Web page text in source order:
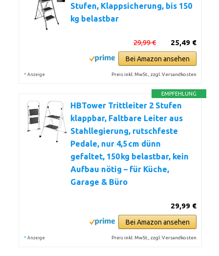
Stufen, Klappsicherung, bis 150
kg belastbar
25,49 €
29,99 €
Bei Amazon ansehen
* Anzeige Preis inkl. MwSt., zzgl. Versandkosten
EMPFEHLUNG
HBTower Trittleiter 2 Stufen
klappbar, Faltbare Leiter aus
Stahllegierung, rutschfeste
Pedale, nur 4,5 cm dünn
gefaltet, 150 kg belastbar, kein
Aufbau nötig – für Küche,
Garage & Büro
29,99 €
Bei Amazon ansehen
* Anzeige Preis inkl. MwSt., zzgl. Versandkosten